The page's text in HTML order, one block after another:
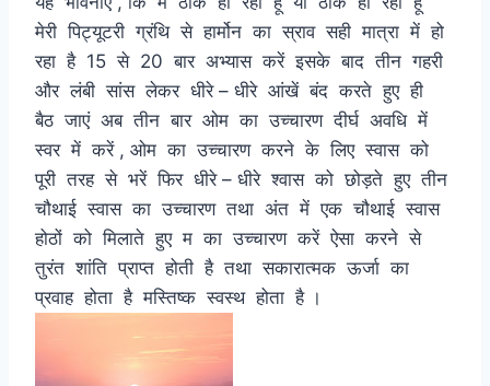
मेरी पिट्यूटरी ग्रंथि से हार्मोन का स्राव सही मात्रा में हो
रहा है 15 से 20 बार अभ्यास करें इसके बाद तीन गहरी
और लंबी सांस लेकर धीरे – धीरे आंखें बंद करते हुए ही
बैठ जाएं अब तीन बार ओम का उच्चारण दीर्घ अवधि में
स्वर में करें , ओम का उच्चारण करने के लिए स्वास को
पूरी तरह से भरें फिर धीरे – धीरे श्वास को छोड़ते हुए तीन
चौथाई स्वास का उच्चारण तथा अंत में एक चौथाई स्वास
होठों को मिलाते हुए म का उच्चारण करें ऐसा करने से
तुरंत शांति प्राप्त होती है तथा सकारात्मक ऊर्जा का
प्रवाह होता है मस्तिष्क स्वस्थ होता है ।